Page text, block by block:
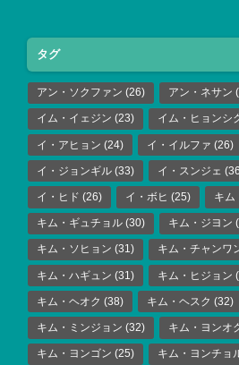
タグ
アン・ソクファン (26) アン・ネサン
イム・イェジン (23) イム・ヒョンシ
イ・アヒョン (24) イ・イルファ (26)
イ・ジョンギル (33) イ・スンジェ
イ・ヒド (26) イ・ボヒ (25) キム
キム・ギュチョル (30) キム・ジヨン
キム・ソヒョン (31) キム・チャンワ
キム・ハギュン (31) キム・ヒジョン
キム・ヘオク (38) キム・ヘスク (32)
キム・ミンジョン (32) キム・ヨンオ
キム・ヨンゴン (25) キム・ヨンチョ